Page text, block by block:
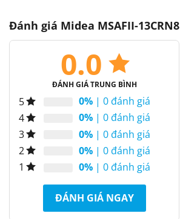
Đánh giá Midea MSAFII-13CRN8
0.0
ĐÁNH GIÁ TRUNG BÌNH
5 0% | 0 đánh giá
4
0% | 0 đánh giá
3
0% | 0 đánh giá
2
0% | 0 đánh giá
1
0% | 0 đánh giá
ĐÁNH GIÁ NGAY